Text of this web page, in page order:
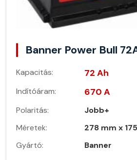
Banner Power Bull
Kapacitás: 72 Ah
Indítóáram: 670 A
Polaritás:
Jobb+
Méretek:
278 mm x
Gyártó:
Banner